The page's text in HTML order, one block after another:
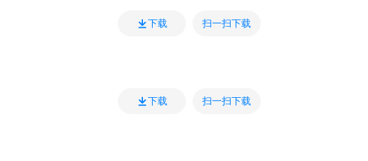
下载 扫一扫下载
下载 扫一扫下载